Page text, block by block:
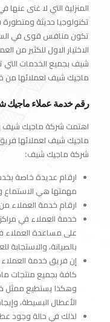
المنزلية التي لا غنى
تكنولوجيا حديثة
تكون منافس قوى في
الاختيار الاول للكثير
شيف بجميع الخدمات التي
ماجيك شيف لعملائها
رقم خدمة عملاء ماجيك
اهتمت شركة ماجيك شيف
ماجيك شيف لعملائها
شركة ماجيك شيف:
ارقام عديدة خاصة
مهمتها هي الاستماع
ارقام خدمة العملاء
خدمة العملاء في
على مساعدة العملاء
بالصيانة،
إن فريق خدمة
كافة بجميع منتجات
وهكذا يستطيع ممثل
الأعطال البسيطة،
لذلك في حالة وجود